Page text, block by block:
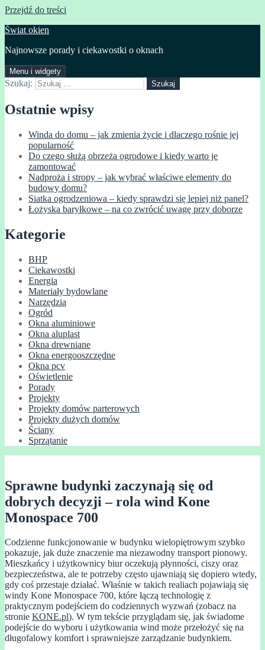
Przejdź do treści
Świat okien
Najnowsze porady i ciekawostki o oknach
Menu i widgety
Szukaj:
Ostatnie wpisy
Winda do domu – jak zmienia życie i dlaczego rośnie jej
popularność
Do czego służą obrzeża ogrodowe i kiedy warto je
zamontować
Nadproża i stropy – jak wybrać właściwe elementy do
budowy domu?
Siatka ogrodzeniowa – kiedy sprawdzi się lepiej niż panel?
Łożyska baryłkowe – na co zwrócić uwagę przy doborze
Kategorie
BHP
Ciekawostki
Energia
Materiały bydowlane
Narzędzia
Ogród
Okna aluminiowe
Okna aluplast
Okna drewniane
Okna energooszczędne
Okna pcv
Oświetlenie
Porady
Projekty
Projekty domów parterowych
Projekty dużych domów
Ściany
Sprzątanie
Sprawne budynki zaczynają się od
dobrych decyzji – rola wind Kone
Monospace 700
Codzienne funkcjonowanie w budynku wielopiętrowym szybko
pokazuje, jak duże znaczenie ma niezawodny transport pionowy.
Mieszkańcy i użytkownicy biur oczekują płynności, ciszy oraz
bezpieczeństwa, ale te potrzeby często ujawniają się dopiero wtedy,
gdy coś przestaje działać. Właśnie w takich realiach pojawiają się
windy Kone Monospace 700, które łączą technologię z
praktycznym podejściem do codziennych wyzwań (zobacz na
stronie KONE.pl). W tym tekście przyglądam się, jak świadome
podejście do wyboru i użytkowania wind może przełożyć się na
długofalowy komfort i sprawniejsze zarządzanie budynkiem.